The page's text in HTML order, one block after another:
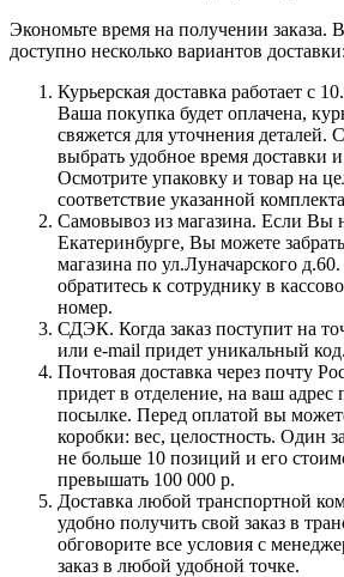
Экономьте время на получении заказа.
доступно несколько вариантов доставки:
Курьерская доставка работает с
Ваша покупка будет оплачена,
свяжется для уточнения деталей.
выбрать удобное время доставки
Осмотрите упаковку и товар на
соответствие указанной
Самовывоз из магазина. Если Вы
Екатеринбурге, Вы можете
магазина по ул.Луначарского
обратитесь к сотруднику в
номер.
СДЭК. Когда заказ поступит на
или e-mail придет уникальный код.
Почтовая доставка через почту
придет в отделение, на ваш адрес
посылке. Перед оплатой вы
коробки: вес, целостность. Один
не больше 10 позиций и его
превышать 100 000 р.
Доставка любой транспортной
удобно получить свой заказ в
обговорите все условия с
заказ в любой удобной точке.